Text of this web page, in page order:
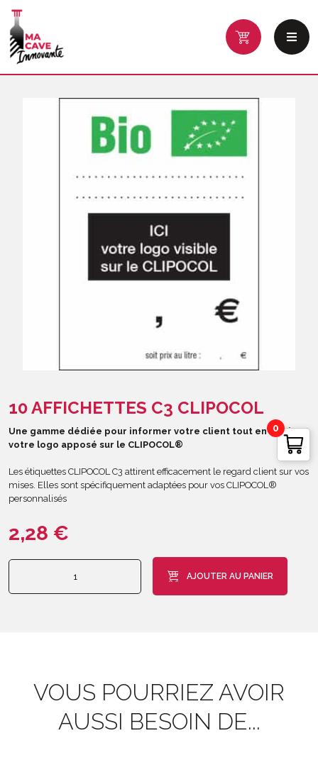
10 AFFICHETTES C3 CLIPOCOL
2,28 €
Une gamme dédiée pour informer votre client tout en affichant
votre logo apposé sur le CLIPOCOL®
Les étiquettes CLIPOCOL C3 attirent efficacement le regard client sur vos
mises. Elles sont spécifiquement adaptées pour vos CLIPOCOL®
personnalisés
quantité
10
AJOUTER AU PANIER
VOUS POURRIEZ AVOIR
AUSSI BESOIN DE...
0